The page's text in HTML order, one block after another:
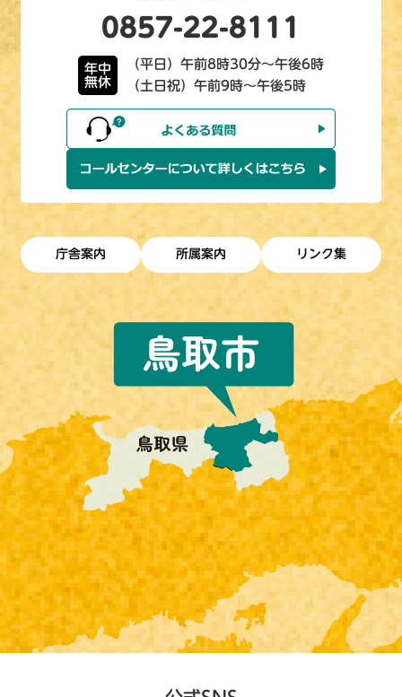
0857-22-8111
年中
無休
（平日）午前8時30分～午後6時
（土日祝）午前9時～午後5時
庁舎案内 所属案内 リンク集